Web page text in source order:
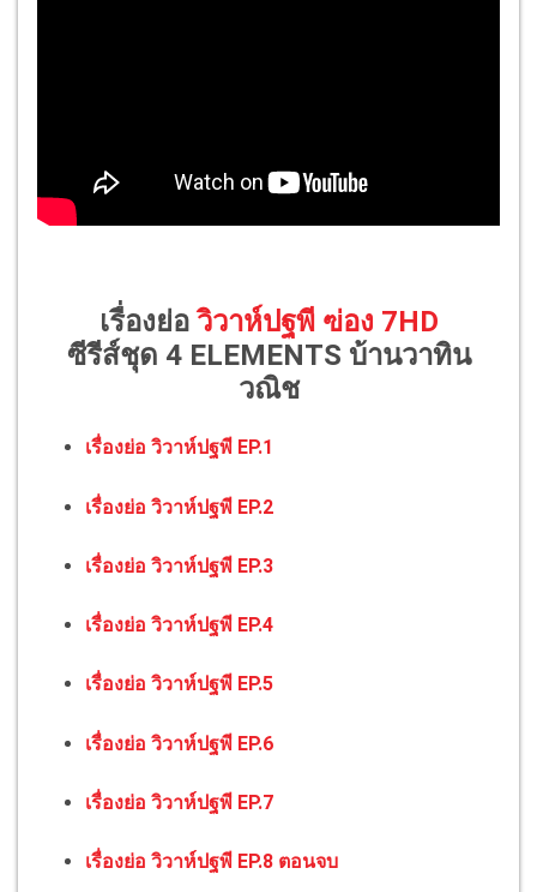
เรื่องย่อวิวาห์ปฐพี ฃ่อง 7HD
ซีรีส์ชุด 4 ELEMENTS บ้านวาทิน
วณิช
เรื่องย่อ วิวาห์ปฐพี EP.1
เรื่องย่อ วิวาห์ปฐพี EP.2
เรื่องย่อ วิวาห์ปฐพี EP.3
เรื่องย่อ วิวาห์ปฐพี EP.4
เรื่องย่อ วิวาห์ปฐพี EP.5
เรื่องย่อ วิวาห์ปฐพี EP.6
เรื่องย่อ วิวาห์ปฐพี EP.7
เรื่องย่อ วิวาห์ปฐพี EP.8 ตอนจบ